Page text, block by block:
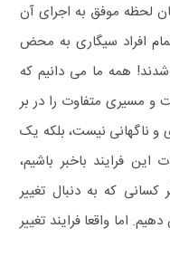
لحظه موفق به اجرای آن
افراد سیگاری به محض
همه ما می دانیم که
و مسیری متفاوت را در بر
و ناگهانی نیست، بلکه یک
فرایند باخبر باشیم،
که به دنبال تغییر
اما واقعا فرایند تغییر